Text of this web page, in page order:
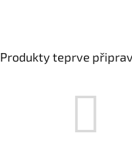
Produkty teprve